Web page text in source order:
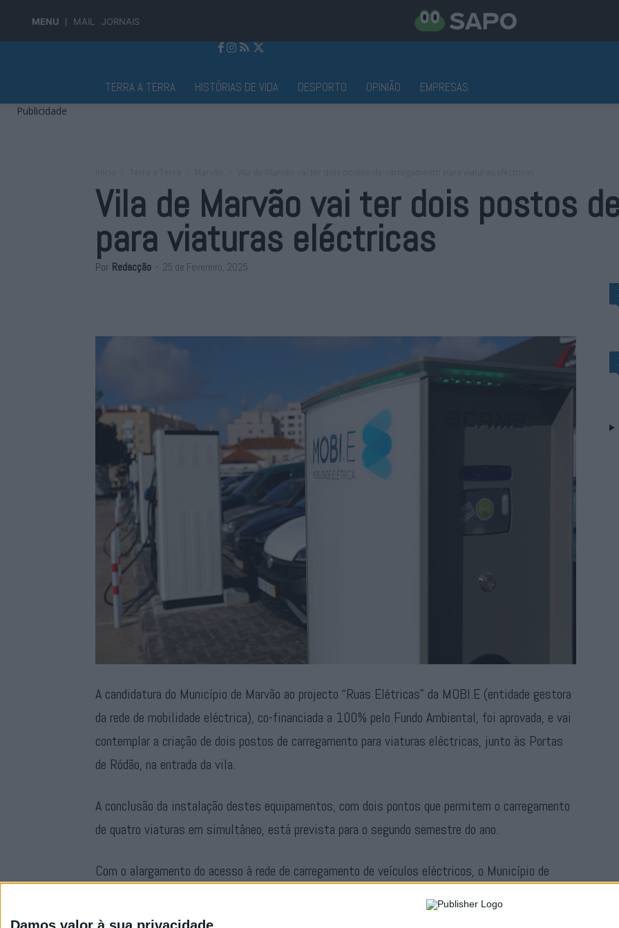
MENU MAIL JORNAIS
TERRA A TERRA HISTÓRIAS DE VIDA DESPORTO OPINIÃO EMPRESAS
Publicidade
Vila de Marvão vai ter dois postos
para viaturas eléctricas
Por Redacção - 25 de Fevereiro, 2025
A candidatura do Município de Marvão ao projecto “Ruas Elétricas” da MOBI.E (entidade gestora
da rede de mobilidade eléctrica), co-financiada a 100% pelo Fundo Ambiental, foi aprovada, e vai
contemplar a criação de dois postos de carregamento para viaturas eléctricas, junto às Portas
de Ródão, na entrada da vila.
A conclusão da instalação destes equipamentos, com dois pontos que permitem o carregamento
de quatro viaturas em simultâneo, está prevista para o segundo semestre do ano.
Com o alargamento do acesso à rede de carregamento de veículos eléctricos, o Município de
visitantes do concelho.